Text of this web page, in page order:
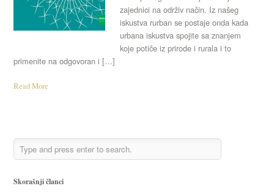
zajednici na održiv način. Iz našeg
iskustva rurban se postaje onda kada
urbana iskustva spojite sa znanjem
koje potiče iz prirode i rurala i to
primenite na odgovoran i […]
Read More
Skorašnji članci